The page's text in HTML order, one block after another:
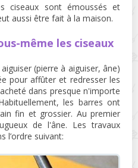
ciseaux sont émoussés et
aussi être fait à la maison.
même les ciseaux
(pierre à aiguiser, âne)
pour affûter et redresser les
dans presque n'importe
les barres ont
fin et grossier. Au premier
de l'âne. Les travaux
l’ordre suivant: